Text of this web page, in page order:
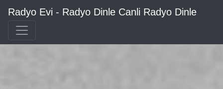
Radyo Evi - Radyo Dinle Canli Radyo Dinle